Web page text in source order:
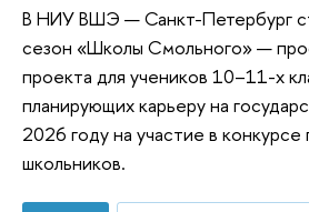
В НИУ ВШЭ — Санкт-Петербург
сезон «Школы Смольного» —
проекта для учеников 10–11-х
планирующих карьеру на
2026 году на участие в конкурсе
школьников.